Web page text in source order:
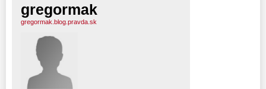
gregormak
gregormak.blog.pravda.sk